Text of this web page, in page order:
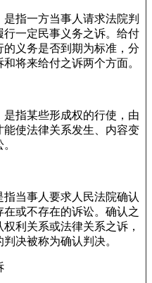
是指一方当事人请求法院判
行一定民事义务之诉。给付
的义务是否到期为标准，分
将来给付之诉两个方面。
是指某些形成权的行使，由
能使法律关系发生、内容变
指当事人要求人民法院确认
在或不存在的诉讼。确认之
利关系或法律关系之诉，
决被称为确认判决。